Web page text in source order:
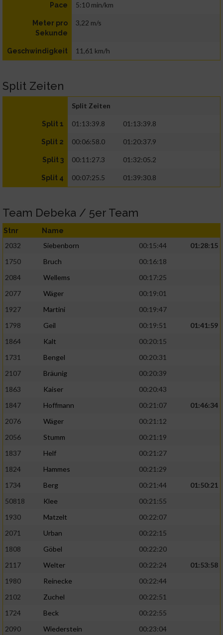
Pace 5:10 min/km
Meter pro
Sekunde
3,22 m/s
Geschwindigkeit 11,61 km/h
Split Zeiten
Split Zeiten
Split 1 01:13:39.8 01:13:39.8
Split 2 00:06:58.0 01:20:37.9
Split 3 00:11:27.3 01:32:05.2
Split 4 00:07:25.5 01:39:30.8
Team Debeka / 5er Team
Stnr Name
2032 Siebenborn 00:15:44
01:28:15
1750
Bruch
00:16:18
2084
Wellems
00:17:25
2077
Wäger
00:19:01
1927
Martini
00:19:47
1798
Geil 00:19:51
01:41:59
1864
Kalt
00:20:15
1731
Bengel
00:20:31
2107
Bräunig
00:20:39
1863
Kaiser
00:20:43
1847
Hoffmann 00:21:07
01:46:34
2076
Wäger
00:21:12
2056
Stumm
00:21:19
1837
Helf
00:21:27
1824
Hammes
00:21:29
1734
Berg 00:21:44
01:50:21
50818
Klee
00:21:55
1930
Matzelt
00:22:07
2071
Urban
00:22:15
1808
Göbel
00:22:20
2117
Welter 00:22:24
01:53:58
1980
Reinecke
00:22:44
2102
Zuchel
00:22:51
1724
Beck
00:22:55
2090
Wiederstein
00:23:04